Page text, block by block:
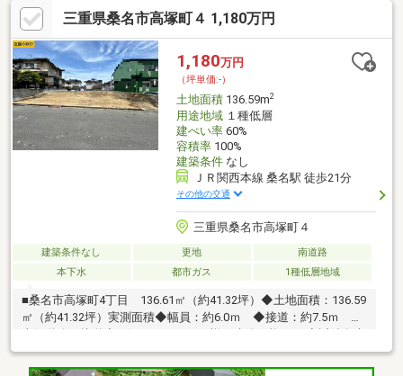
三重県桑名市高塚町４ 1,180万円
1,180万円
（坪単価:-）
土地面積136.59m2
用途地域１種低層
建ぺい率60%
容積率100%
建築条件なし
ＪＲ関西本線 桑名駅 徒歩21分
その他の交通
三重県桑名市高塚町４
建築条件なし 更地
南道路
本下水
都市ガス 1種低層地域
■桑名市高塚町4丁目 136.61㎡（約41.32坪）◆土地面積：136.59
㎡（約41.32坪）実測面積◆幅員：約6.0ｍ ◆接道：約7.5ｍ ◆
南側道路に接道◆お好きなメーカー様で建築可能です!◆近鉄名古
屋線「桑名」駅まで徒歩約22分